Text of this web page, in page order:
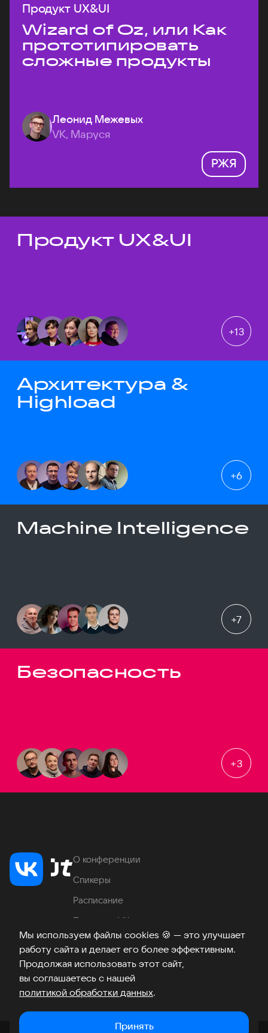
Мы используем файлы cookies 🍪 — это улучшает
работу сайта и делает его более эффективным.
Продолжая использовать этот сайт,
вы соглашаетесь с нашей
политикой обработки данных.
Принять
Продукт UX&UI
Wizard of Oz, или Как
прототипировать
сложные продукты
Леонид Межевых
VK, Маруся
РЖЯ
Темы докладов
Продукт UX&UI
+13
Архитектура &
Highload
+6
Machine Intelligence
+7
Безопасность
+3
О конференции
Спикеры
Расписание
Продукты VK
Место проведения
Часто задаваемые вопросы
ТелеграмВКонтакте
Хабр
Возникли вопросы? ©2026